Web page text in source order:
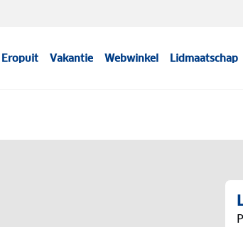
Eropuit Vakantie Webwinkel Lidmaatschap